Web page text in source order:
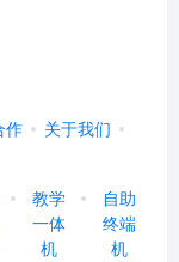
作
关于我们
教学
一体
机
自助
终端
机